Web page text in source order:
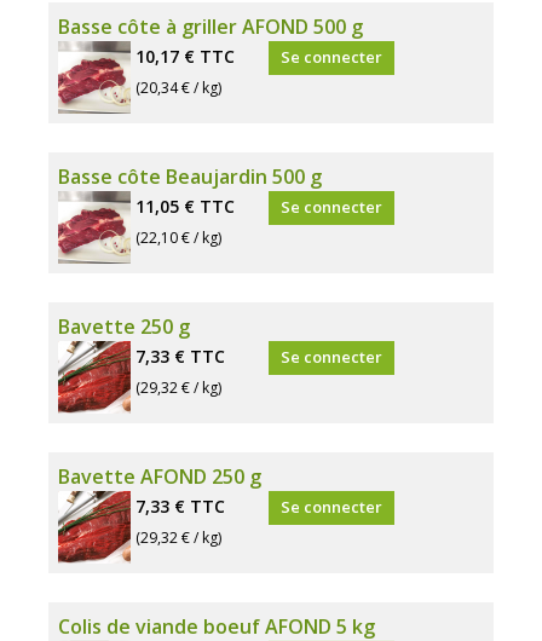
Basse côte à griller AFOND 500 g
10,17 € TTC
(20,34 € / kg)
Se connecter
Basse côte Beaujardin 500 g
11,05 € TTC
(22,10 € / kg)
Se connecter
Bavette 250 g
7,33 € TTC
(29,32 € / kg)
Se connecter
Bavette AFOND 250 g
7,33 € TTC
(29,32 € / kg)
Se connecter
Colis de viande boeuf AFOND 5 kg